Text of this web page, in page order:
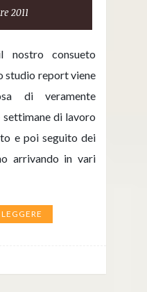
2011
nostro consueto
studio report viene
di veramente
di lavoro
e poi seguito dei
arrivando in vari